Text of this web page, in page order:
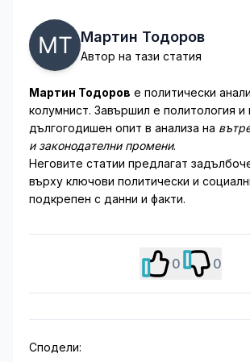
Мартин Тодоров
Автор на тази статия
Мартин Тодоров е политически
колумнист. Завършил е политология и
дългогодишен опит в анализа на
и законодателни промени.
Неговите статии предлагат
върху ключови политически и
подкрепен с данни и факти.
0 0
Сподели: